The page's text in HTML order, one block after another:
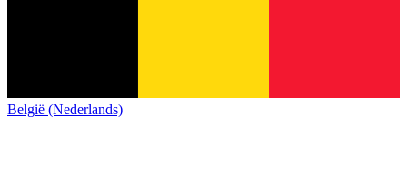
België (Nederlands)